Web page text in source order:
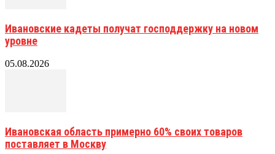
Ивановские кадеты получат господдержку на новом
уровне
05.08.2026
Ивановская область примерно 60% своих товаров
поставляет в Москву